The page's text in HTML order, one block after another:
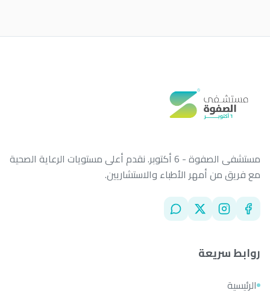
اتصل بنا
مستشفى الصفوة - 6 أكتوبر. نقدم أعلى مستويات الرعاية الصحية
مع فريق من أمهر الأطباء والاستشاريين.
روابط سريعة
الرئيسية